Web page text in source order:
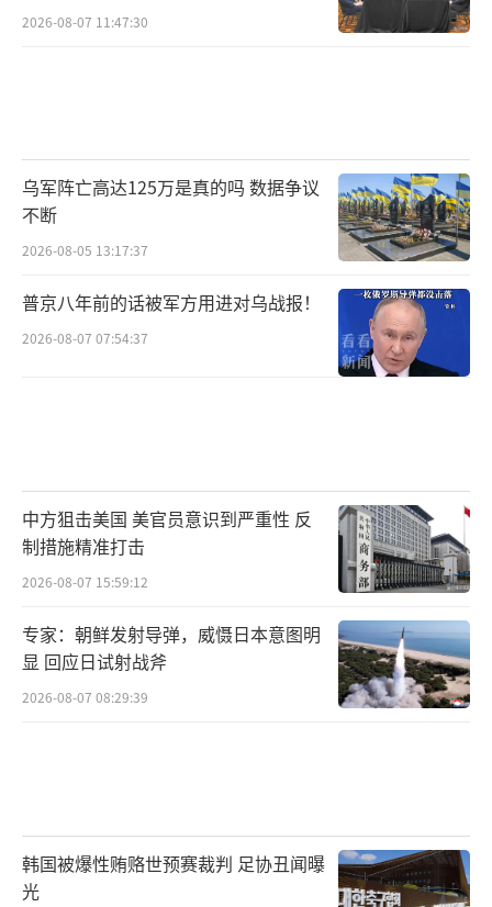
2026-08-07 11:47:30
乌军阵亡高达125万是真的吗 数据争议
不断
2026-08-05 13:17:37
普京八年前的话被军方用进对乌战报！
2026-08-07 07:54:37
中方狙击美国 美官员意识到严重性 反
制措施精准打击
2026-08-07 15:59:12
专家：朝鲜发射导弹，威慑日本意图明
显 回应日试射战斧
2026-08-07 08:29:39
韩国被爆性贿赂世预赛裁判 足协丑闻曝
光